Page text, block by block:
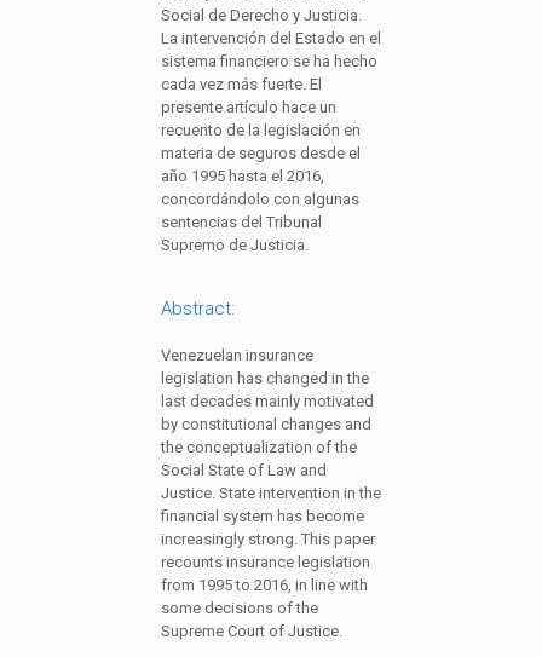
Social de Derecho y Justicia.
La intervención del Estado en el
sistema financiero se ha hecho
cada vez más fuerte. El
presente artículo hace un
recuento de la legislación en
materia de seguros desde el
año 1995 hasta el 2016,
concordándolo con algunas
sentencias del Tribunal
Supremo de Justicia.
Abstract:
Venezuelan insurance
legislation has changed in the
last decades mainly motivated
by constitutional changes and
the conceptualization of the
Social State of Law and
Justice. State intervention in the
financial system has become
increasingly strong. This paper
recounts insurance legislation
from 1995 to 2016, in line with
some decisions of the
Supreme Court of Justice.